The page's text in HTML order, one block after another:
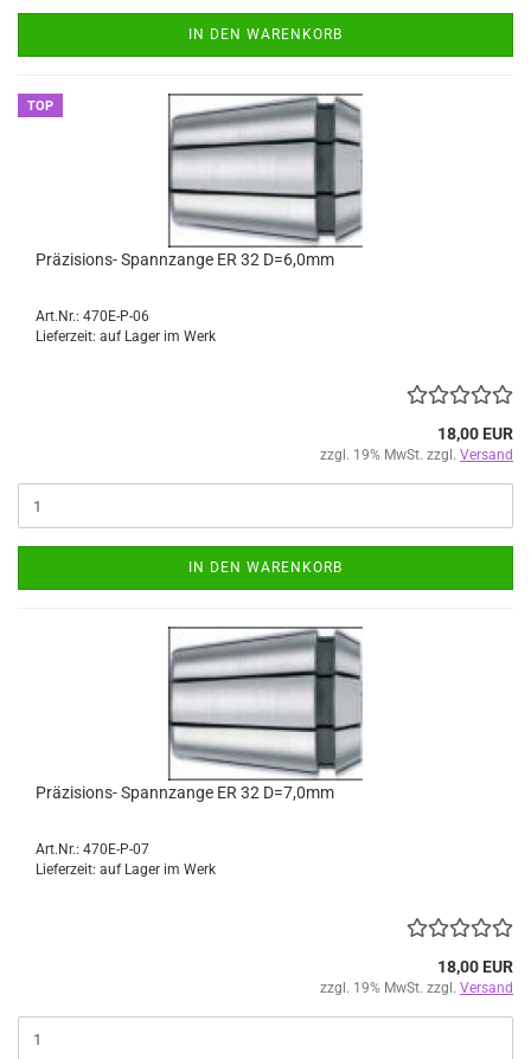
IN DEN WARENKORB
TOP
Präzisions- Spannzange ER 32 D=6,0mm
Art.Nr.: 470E-P-06
Lieferzeit: auf Lager im Werk
18,00 EUR
zzgl. 19% MwSt. zzgl. Versand
IN DEN WARENKORB
Präzisions- Spannzange ER 32 D=7,0mm
Art.Nr.: 470E-P-07
Lieferzeit: auf Lager im Werk
18,00 EUR
zzgl. 19% MwSt. zzgl. Versand